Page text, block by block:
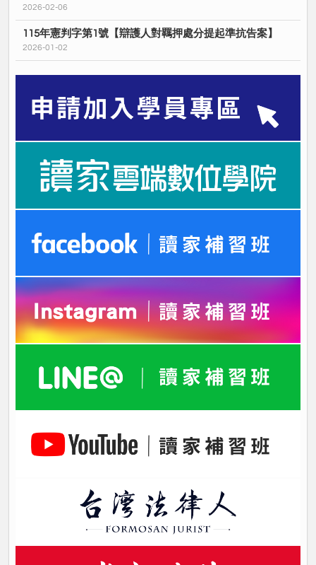
2026-02-06
115年憲判字第1號【辯護人對羈押處分提起準抗告案】
2026-01-02